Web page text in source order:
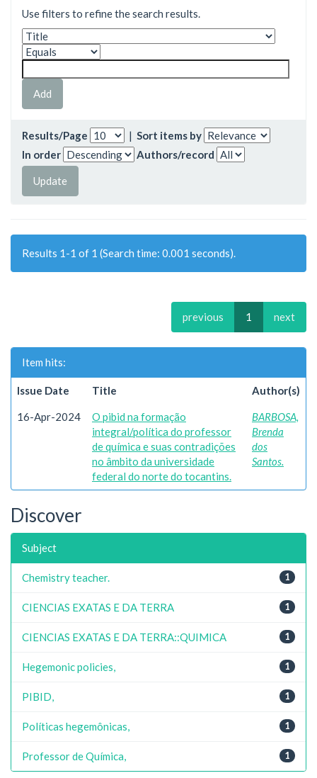
Use filters to refine the search results.
Results/Page | Sort items by
In order
Authors/record
Results 1-1 of 1 (Search time: 0.001 seconds).
previous 1 next
Item hits:
Issue Date Title Author(s)
16-Apr-2024
O pibid na formação
integral/política do professor
de química e suas contradições
no âmbito da universidade
federal do norte do tocantins.
BARBOSA,
Brenda
dos
Santos.
Discover
Subject
1
Chemistry teacher.
1
CIENCIAS EXATAS E DA TERRA
1
CIENCIAS EXATAS E DA TERRA::QUIMICA
1
Hegemonic policies,
1
PIBID,
1
Políticas hegemônicas,
1
Professor de Química,